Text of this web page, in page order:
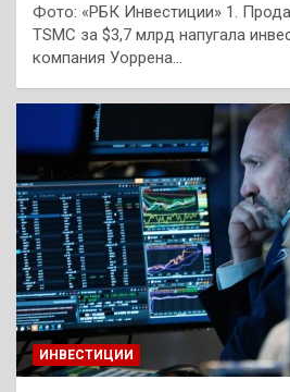
Фото: «РБК Инвестиции» 1.
TSMC за $3,7 млрд напугала
компания Уоррена…
ИНВЕСТИЦИИ